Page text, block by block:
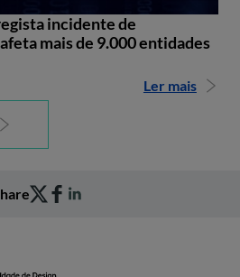
incidente de
mais de 9.000 entidades
Ler mais